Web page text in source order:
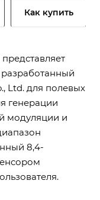
Как купить
Ltd. для полевых
генерации
модуляции и
8,4-